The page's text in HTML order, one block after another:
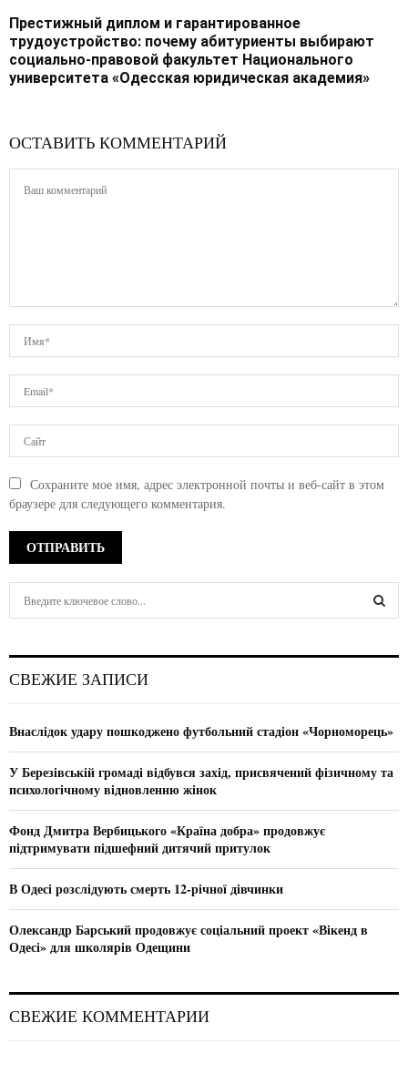
Престижный диплом и гарантированное
трудоустройство: почему абитуриенты выбирают
социально-правовой факультет Национального
университета «Одесская юридическая академия»
ОСТАВИТЬ КОММЕНТАРИЙ
Сохраните мое имя, адрес электронной почты и веб-сайт в этом
браузере для следующего комментария.
h
o
:
C
СВЕЖИЕ ЗАПИСИ
Внаслідок удару пошкоджено футбольний стадіон «Чорноморець»
У Березівській громаді відбувся захід, присвячений фізичному та
психологічному відновленню жінок
Фонд Дмитра Вербицького «Країна добра» продовжує
підтримувати підшефний дитячий притулок
В Одесі розслідують смерть 12-річної дівчинки
Олександр Барський продовжує соціальний проект «Вікенд в
Одесі» для школярів Одещини
СВЕЖИЕ КОММЕНТАРИИ